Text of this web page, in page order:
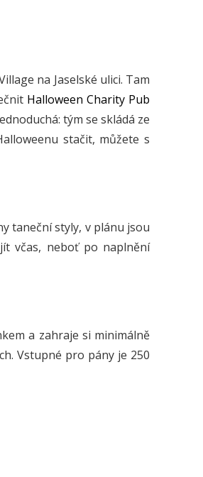
na Jaselské ulici. Tam
Halloween Charity Pub
tým se skládá ze
stačit, můžete s
taneční styly, v plánu jsou
včas, neboť po naplnění
a zahraje si minimálně
Vstupné pro pány je 250